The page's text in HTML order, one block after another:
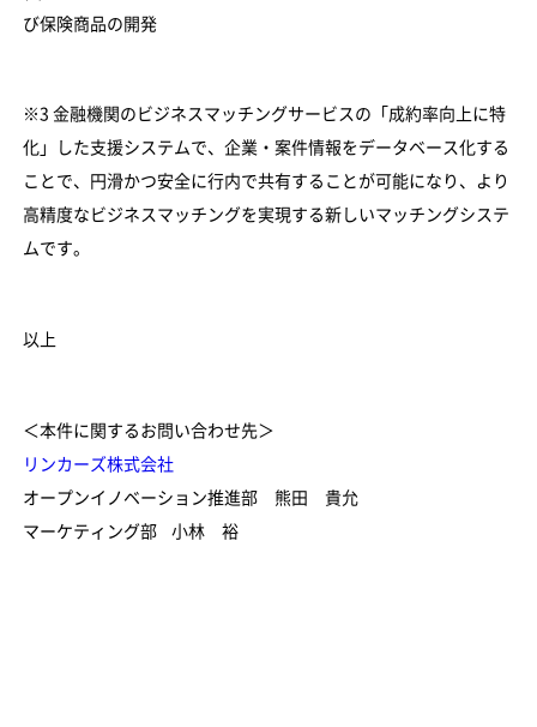
び保険商品の開発
※3 金融機関のビジネスマッチングサービスの「成約率向上に特
化」した支援システムで、企業・案件情報をデータベース化する
ことで、円滑かつ安全に行内で共有することが可能になり、より
高精度なビジネスマッチングを実現する新しいマッチングシステ
ムです。
以上
＜本件に関するお問い合わせ先＞
リンカーズ株式会社
オープンイノベーション推進部 熊田 貴允
マーケティング部 小林 裕